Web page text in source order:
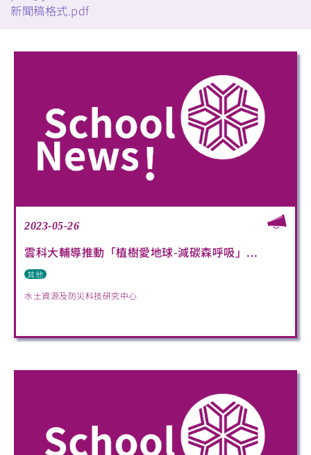
新聞稿格式.pdf
2023-05-26
雲科大輔導推動「植樹愛地球-減碳森呼吸」...
其他
水土資源及防災科技研究中心